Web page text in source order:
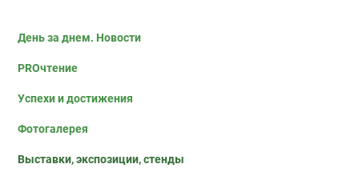
День за днем. Новости
PROчтение
Успехи и достижения
Фотогалерея
Выставки, экспозиции, стенды